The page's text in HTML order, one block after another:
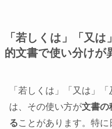
「若しくは」「又
的文書で使い分けが
「若しくは」「又は」
は、その使い方が文書の
ることがあります。特